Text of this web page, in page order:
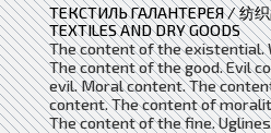
ТЕКСТИЛЬ ГАЛАНТЕРЕЯ / 纺
TEXTILES AND DRY GOODS
The content of the existential.
The content of the good. Evil
evil. Moral content. The
content. The content of
The content of the fine.